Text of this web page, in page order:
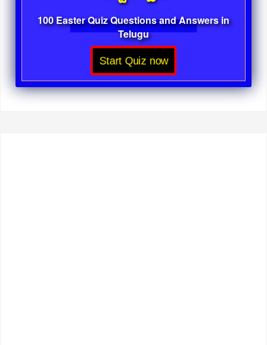
100 Easter Quiz Questions and Answers in
Telugu
Start Quiz now